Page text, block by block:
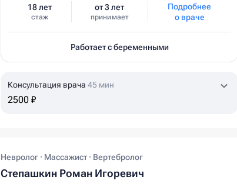
18 лет
стаж
от 3 лет
принимает
Подробнее
о враче
Работает с беременными
Консультация врача 45 мин
2500 ₽
Невролог · Массажист · Вертебролог
Степашкин Роман Игоревич